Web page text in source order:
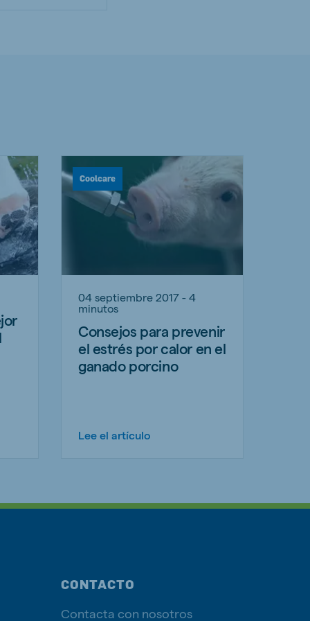
Coolcare
04 septiembre 2017 - 4
minutos
Consejos para prevenir
el estrés por calor en el
ganado porcino
Lee el artículo
CONTACTO
Contacta con nosotros